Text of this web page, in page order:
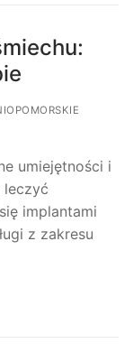
umiejętności i
leczyć
implantami
z zakresu